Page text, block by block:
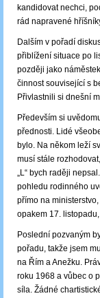
kandidovat nechci,
rád napravené
Dalším v pořadí
přiblížení situace po
později jako
činnost související s
Přivlastnili si dnešní
Především si
přednosti. Lidé
bylo. Na někom leží
musí stále
„L“ bych raději
pohledu rodinného
přímo na
opakem 17.
Poslední pozvaným
pořadu, takže jsem
na Řím a Anežku.
roku 1968 a vůbec o
síla. Žádné